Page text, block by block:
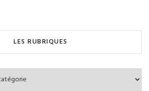
LES RUBRIQUES